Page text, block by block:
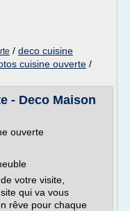
/ deco cuisine
cuisine ouverte /
- Deco Maison
ouverte
votre visite,
qui va vous
rêve pour chaque